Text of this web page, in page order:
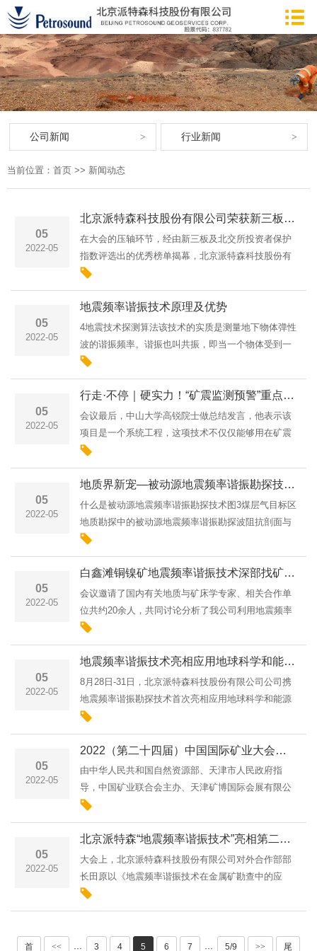
公司新闻 行业新闻
当前位置： 首页 >> 新闻动态
05
2022-05
北京派特森科技股份有限公司荣获新三板创新性优质企业
在大会的压轴环节，经由新三板及北交所投资者保护
指数评选出的优秀榜单揭幕，北京派特森科技股份有
限公司荣获新三板创新性优质企业！未来，北京派特
森科技股份有限公司将一如既往地坚持“将科技创新成
为一种习惯”的···
05
2022-05
地震频率谐振技术原理及优势
4地震技术探测算法该技术的实质是测量地下物体弹性
波的谐振频率。谐振也叫共振，即当一个物体受到一
定弹性频率的波的激励时，其反应的振幅被放大。因
此，这些因素影响着谐振这种地震勘探方法的发展。
地震技术探测算法···
05
2022-05
行走·不停｜硬实力！“矿震监测预警”重点课题中期汇报圆满结束
会议最后，中山大学高锐院士做总结发言，他表示该
项目是一个系统工程，这项技术不仅仅能够用在矿震
测控预警上，在其他矿灾的监测上也大有可为，希望
各方能够以这个项目为契机，进一步深化合作，充分
利用各方资源优势···
05
2022-05
地质界新宠—被动源地震频率谐振勘探技术综述
什么是被动源地震频率谐振勘探技术图3煤层气目标区
地质勘探中的被动源地震频率谐振勘探波阻抗剖面与
反射地震勘探剖面对比。被动源地震频率谐振勘探技
术创新与发展通过数年的创新与发展，被动源地震频
率谐振勘探技术正···
05
2022-05
白鑫滩铜镍矿地震频率谐振技术深部找矿专题讨论会圆满举行
会议邀请了国内有关地质与矿床学专家、相关合作单
位共约20余人，共同讨论分析了我公司利用地震频率
谐振勘探技术在新疆哈密地区对铜镍矿勘探取得的成
果以及该技术在深部找矿方向的优势与前景。当专家
组看到频率谐振技···
05
2022-05
地震频率谐振技术亮相应用地球科学和能源国际会议（IMAGE’22）
8月28日-31日，北京派特森科技股份有限公司公司携
地震频率谐振勘探技术首次亮相应用地球科学和能源
国际会议（IMAGE’22）。应用地球科学和能源国际
会议(IMAGE'22)是由SEG(国际勘探地球物理协
会）、AAPG(美国石油···
05
2022-05
2022（第二十四届）中国国际矿业大会将于2022年9月21
由中华人民共和国自然资源部、天津市人民政府指
导，中国矿业联合会主办、天津矿博国际会展有限公
司承办的，以“可持续的矿业，为了可持续的经济增
长”为主题的2022（第二十四届）中国国际矿业大会将
于2022年9月21-23···
05
2022-05
北京派特森“地震频率谐振技术”亮相第二届全国黄金行业科技创新与新技术应用交流大会
大会上，北京派特森科技股份有限公司对外合作部部
长田原以《地震频率谐振技术在金属矿勘查中的应
用》为题向在场的各位领导专家以及行业同仁做汇
报。田部长在汇报中结合当前矿山在深部找矿的难
首
<< ··· 3 4 5 6 7 ··· 5/9 >>
尾